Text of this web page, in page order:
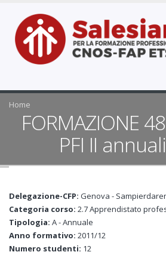
Home
FORMAZIONE
PFI II
Delegazione-CFP: Genova -
Categoria corso: 2.7 Apprendistato
Tipologia: A - Annuale
Anno formativo: 2011/12
Numero studenti: 12